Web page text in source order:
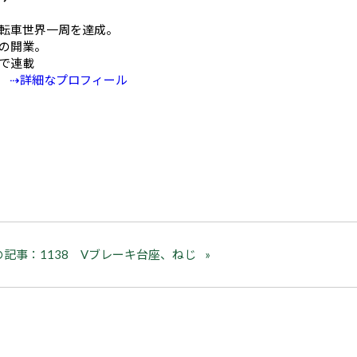
世界一周を達成。
開業。
連載
⇢詳細なプロフィール
記事：1138 Vブレーキ台座、ねじ